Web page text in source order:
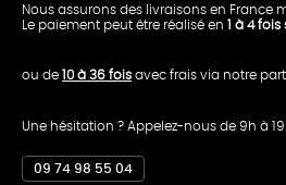
Nous assurons des livraisons en France
Le paiement peut être réalisé en
1 à 4
ou de 10 à 36 fois avec frais via notre
Une hésitation ? Appelez-nous de 9h à
09 74 98 55 04